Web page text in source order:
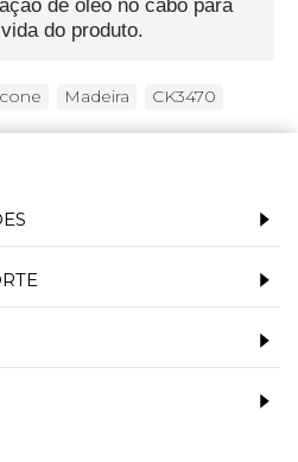
do produto.
Madeira CK3470